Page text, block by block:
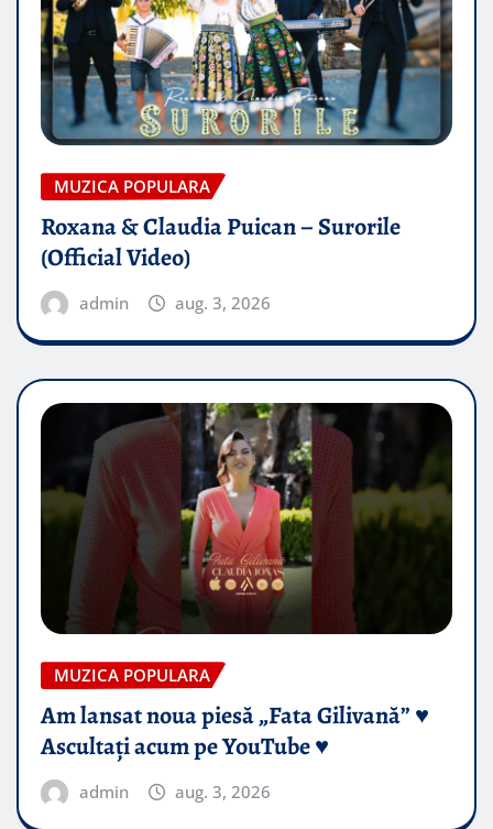
MUZICA POPULARA
Roxana & Claudia Puican – Surorile
(Official Video)
admin aug. 3, 2026
MUZICA POPULARA
Am lansat noua piesă „Fata Gilivană” ♥️
Ascultați acum pe YouTube ♥️
admin aug. 3, 2026